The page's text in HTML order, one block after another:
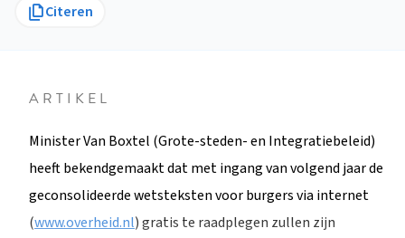
Citeren
ARTIKEL
Minister Van Boxtel (Grote-steden- en Integratiebeleid)
heeft bekendgemaakt dat met ingang van volgend jaar de
geconsolideerde wetsteksten voor burgers via internet
(www.overheid.nl) gratis te raadplegen zullen zijn